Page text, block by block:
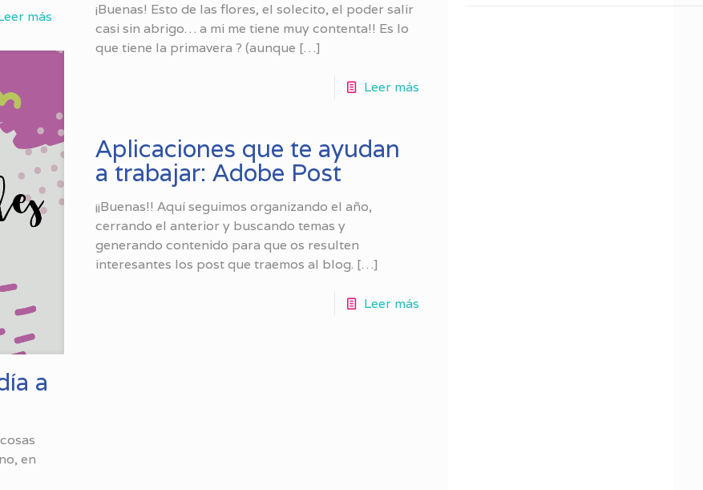
más
¡Buenas! Esto de las flores, el solecito, el poder salir
casi sin abrigo… a mi me tiene muy contenta!! Es lo
que tiene la primavera ? (aunque […]
Leer más
a
en
Aplicaciones que te ayudan
a trabajar: Adobe Post
¡¡Buenas!! Aquí seguimos organizando el año,
cerrando el anterior y buscando temas y
generando contenido para que os resulten
interesantes los post que traemos al blog. […]
Leer más